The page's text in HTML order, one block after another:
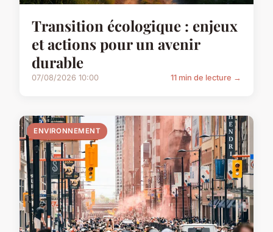
Transition écologique : enjeux
et actions pour un avenir
durable
07/08/2026 10:00 11 min de lecture →
ENVIRONNEMENT